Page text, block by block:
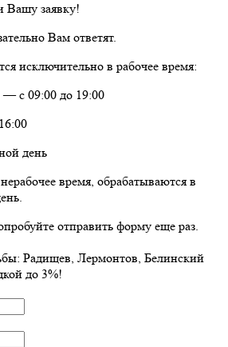
Вашу заявку!
Вам ответят.
исключительно в рабочее время:
с 09:00 до 19:00
день
время, обрабатываются в
отправить форму еще раз.
Радищев, Лермонтов, Белинский
до 3%!